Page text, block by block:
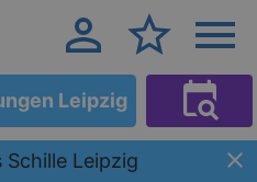
Leipzig
Leipzig